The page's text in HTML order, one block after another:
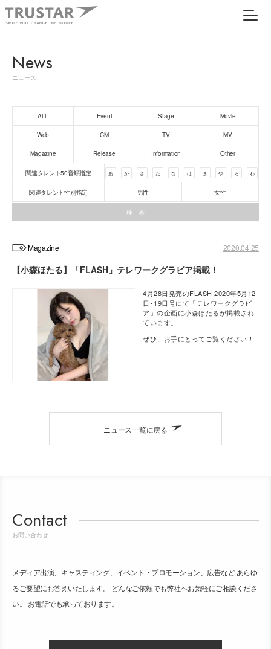
News
ニュース
ALL Event Stage Movie
Web CM TV MV
Magazine Release Information Other
関連タレント50音順指定 あ か さ た な は ま や ら わ
関連タレント性別指定 男性 女性
Magazine 2020.04.25
【小森ほたる】「FLASH」テレワークグラビア掲載！
4月28日発売のFLASH 2020年5月12
日･19日号にて「テレワークグラビ
ア」の企画に小森ほたるが掲載され
ています。
ぜひ、お手にとってご覧ください！
ニュース一覧に戻る
Contact
お問い合わせ
メディア出演、キャスティング、イベント・プロモーション、広告など あらゆ
るご要望にお答えいたします。 どんなご依頼でも弊社へお気軽にご相談くださ
い。 お電話でも承っております。